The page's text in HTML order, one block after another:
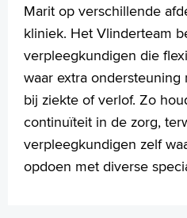
Marit op verschillende
kliniek. Het Vlinderteam
verpleegkundigen die
waar extra
bij ziekte of verlof. Zo
continuïteit in de zorg,
verpleegkundigen zelf
opdoen met diverse